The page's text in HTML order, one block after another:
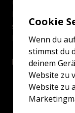
sich an ihre
können, wie
Beware![Sexual
Cookie
Wenn du
stimmst du
deinem
Website zu
Website zu